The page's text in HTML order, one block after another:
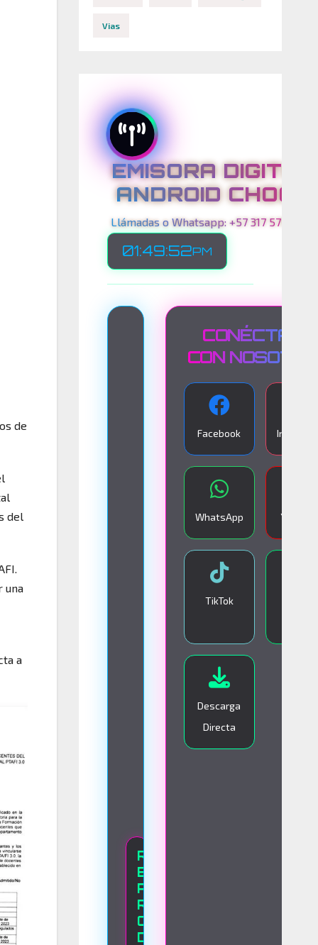
de
del
una
a
Vias
EMISORA DIGITAL
ANDROID CHOCO
Llámadas o Whatsapp: +57 317 575 00 21
01:49:53PM
R
E
P
R
O
D
CONÉCTATE
CON
Facebook
WhatsApp YouTube
TikTok
Descarga
Directa